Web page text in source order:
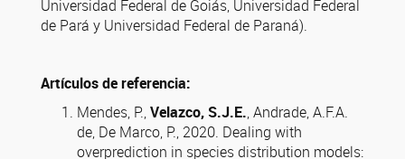
Universidad Federal de Goiás, Universidad Federal
de Pará y Universidad Federal de Paraná).
Artículos de referencia:
Mendes, P.,Velazco, S.J.E., Andrade, A.F.A.
de, De Marco, P., 2020. Dealing with
overprediction in species distribution models: